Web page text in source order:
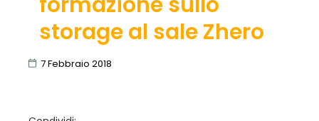
storage al sale Zhero
7 Febbraio 2018